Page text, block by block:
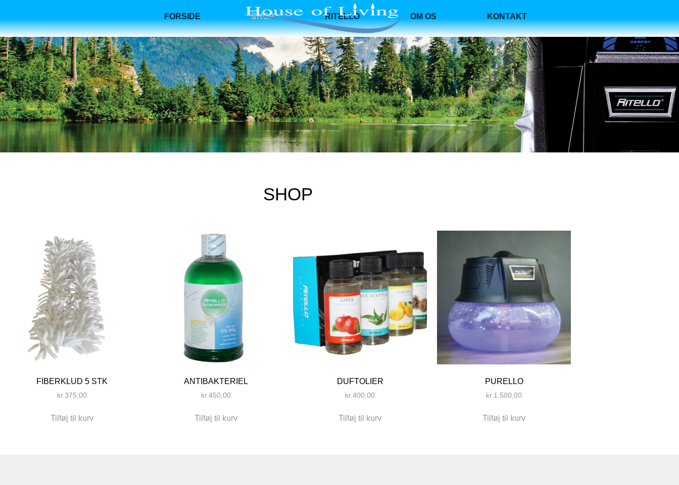
FORSIDE SHOP RITELLO OM OS KONTAKT
SHOP
FIBERKLUD 5 STK
kr.375,00
Tilføj til kurv
ANTIBAKTERIEL
kr.450,00
Tilføj til kurv
DUFTOLIER
kr.400,00
Tilføj til kurv
PURELLO
kr.1.500,00
Tilføj til kurv